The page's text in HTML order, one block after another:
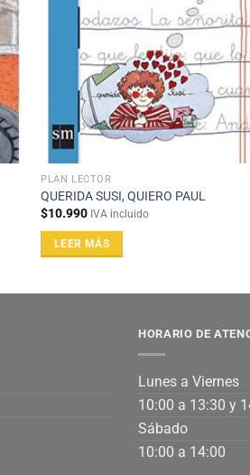
PLAN LECTOR
QUERIDA SUSI, QUIERO PAUL
$10.990 IVA incluido
LEER MÁS
HORARIO DE
Lunes a Viernes
10:00 a 13:30 y
Sábado
10:00 a 14:00